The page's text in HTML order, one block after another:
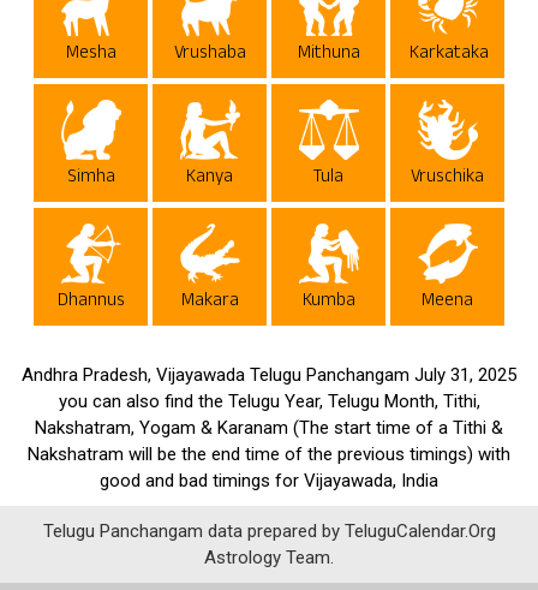
Mesha Vrushaba Mithuna Karkataka
Simha Kanya Tula Vruschika
Dhannus Makara Kumba Meena
Andhra Pradesh, Vijayawada Telugu Panchangam July 31, 2025
you can also find the Telugu Year, Telugu Month, Tithi,
Nakshatram, Yogam & Karanam (The start time of a Tithi &
Nakshatram will be the end time of the previous timings) with
good and bad timings for Vijayawada, India
Telugu Panchangam data prepared by TeluguCalendar.Org
Astrology Team.